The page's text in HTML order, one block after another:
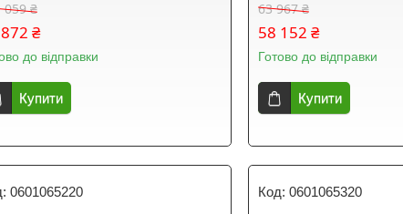
059 ₴
₴
до відправки
Купити
63 967 ₴
58 152 ₴
Готово до відправки
Купити
0601065220 0601065320